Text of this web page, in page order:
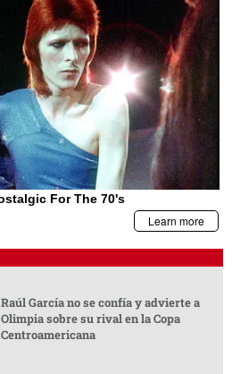
Raúl García no se confía y advierte a
Olimpia sobre su rival en la Copa
Centroamericana